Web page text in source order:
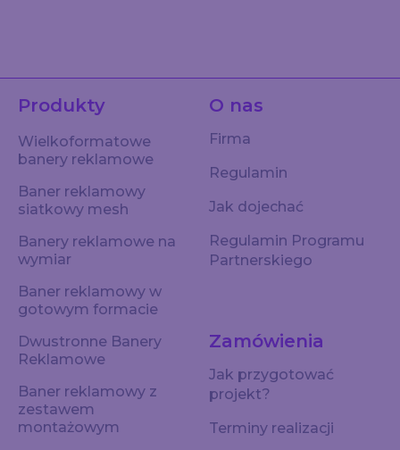
Produkty
Wielkoformatowe
banery reklamowe
Baner reklamowy
siatkowy mesh
Banery reklamowe na
wymiar
Baner reklamowy w
gotowym formacie
Dwustronne Banery
Reklamowe
Baner reklamowy z
zestawem
montażowym
O nas
Firma
Regulamin
Jak dojechać
Regulamin Programu
Partnerskiego
Zamówienia
Jak przygotować
projekt?
Terminy realizacji